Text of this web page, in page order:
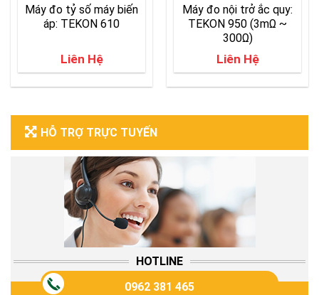
Máy đo tỷ số máy biến
áp: TEKON 610
Liên Hệ
Máy đo nội trở ắc quy:
TEKON 950 (3mΩ ~
300Ω)
Liên Hệ
HỖ TRỢ TRỰC TUYẾN
HOTLINE
0962 381 465